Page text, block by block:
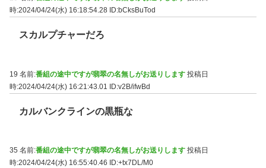
時:2024/04/24(水) 16:18:54.28 ID:bCksBuTod
スカルプチャーだろ
19 名前:番組の途中ですが翡翠の名無しがお送りします 投稿日
時:2024/04/24(水) 16:21:43.01 ID:v2B/ifwBd
カルバンクラインの黒瓶な
35 名前:番組の途中ですが翡翠の名無しがお送りします 投稿日
時:2024/04/24(水) 16:55:40.46
ID:+tx7DL/M0